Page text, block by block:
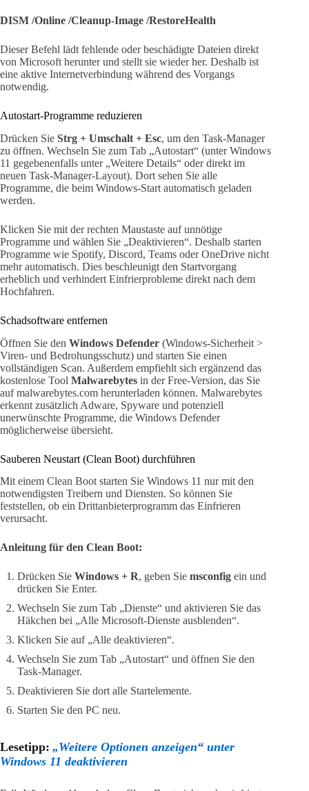
DISM /Online /Cleanup-Image /RestoreHealth
Dieser Befehl lädt fehlende oder beschädigte Dateien direkt
von Microsoft herunter und stellt sie wieder her. Deshalb ist
eine aktive Internetverbindung während des Vorgangs
notwendig.
Autostart-Programme reduzieren
Drücken Sie Strg + Umschalt + Esc, um den Task-Manager
zu öffnen. Wechseln Sie zum Tab „Autostart“ (unter Windows
11 gegebenenfalls unter „Weitere Details“ oder direkt im
neuen Task-Manager-Layout). Dort sehen Sie alle
Programme, die beim Windows-Start automatisch geladen
werden.
Klicken Sie mit der rechten Maustaste auf unnötige
Programme und wählen Sie „Deaktivieren“. Deshalb starten
Programme wie Spotify, Discord, Teams oder OneDrive nicht
mehr automatisch. Dies beschleunigt den Startvorgang
erheblich und verhindert Einfrierprobleme direkt nach dem
Hochfahren.
Schadsoftware entfernen
Öffnen Sie den Windows Defender (Windows-Sicherheit >
Viren- und Bedrohungsschutz) und starten Sie einen
vollständigen Scan. Außerdem empfiehlt sich ergänzend das
kostenlose Tool Malwarebytes in der Free-Version, das Sie
auf malwarebytes.com herunterladen können. Malwarebytes
erkennt zusätzlich Adware, Spyware und potenziell
unerwünschte Programme, die Windows Defender
möglicherweise übersieht.
Sauberen Neustart (Clean Boot) durchführen
Mit einem Clean Boot starten Sie Windows 11 nur mit den
notwendigsten Treibern und Diensten. So können Sie
feststellen, ob ein Drittanbieterprogramm das Einfrieren
verursacht.
Anleitung für den Clean Boot:
Drücken Sie Windows + R, geben Sie msconfig ein und
drücken Sie Enter.
Wechseln Sie zum Tab „Dienste“ und aktivieren Sie das
Häkchen bei „Alle Microsoft-Dienste ausblenden“.
Klicken Sie auf „Alle deaktivieren“.
Wechseln Sie zum Tab „Autostart“ und öffnen Sie den
Task-Manager.
Deaktivieren Sie dort alle Startelemente.
Starten Sie den PC neu.
Lesetipp: „Weitere Optionen anzeigen“ unter
Windows 11 deaktivieren